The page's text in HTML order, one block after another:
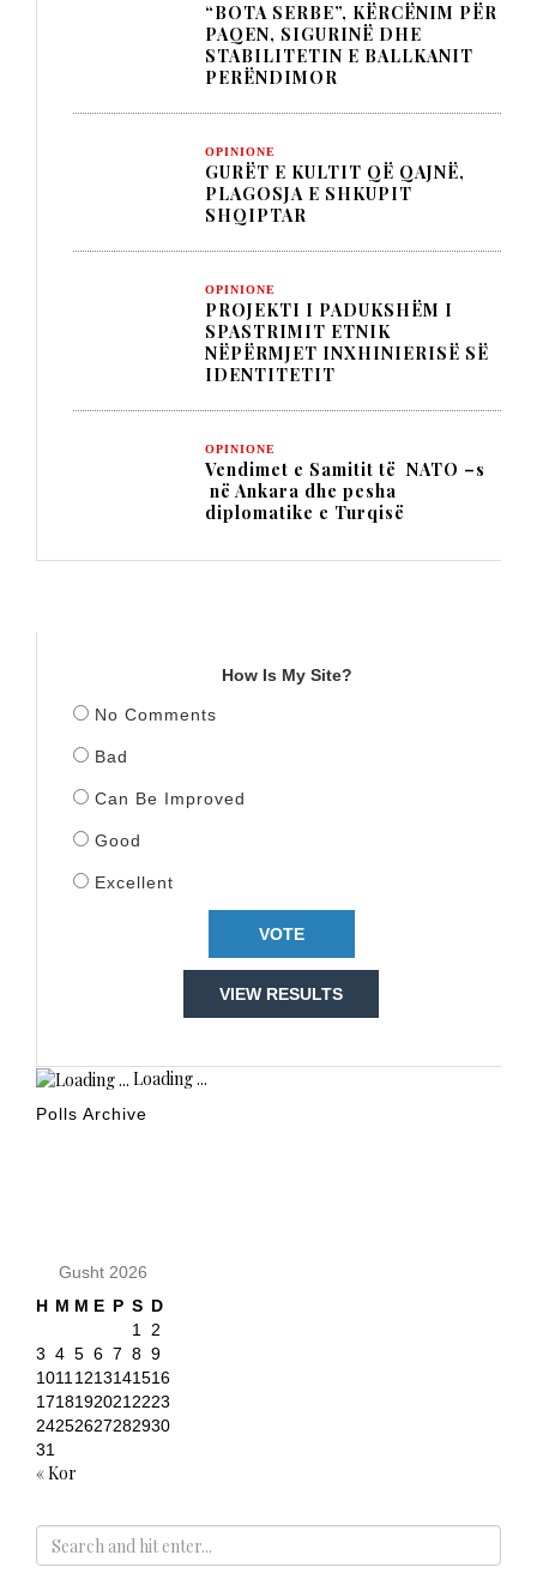
“BOTA SERBE”, KËRCËNIM PËR
PAQEN, SIGURINË DHE
STABILITETIN E BALLKANIT
PERËNDIMOR
OPINIONE
GURËT E KULTIT QË QAJNË,
PLAGOSJA E SHKUPIT
SHQIPTAR
OPINIONE
PROJEKTI I PADUKSHËM I
SPASTRIMIT ETNIK
NËPËRMJET INXHINIERISË SË
IDENTITETIT
OPINIONE
Vendimet e Samitit të NATO –s
në Ankara dhe pesha
diplomatike e Turqisë
How Is My Site?
No Comments
Bad
Can Be Improved
Good
Excellent
VIEW RESULTS
Loading ...
Polls Archive
Gusht 2026
H M M E P S D
1 2
3 4 5 6 7 8 9
10111213141516
17181920212223
24252627282930
31
« Kor